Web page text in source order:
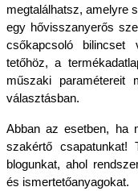
megtalálhatsz, amelyre
egy hővisszanyerős
csőkapcsoló bilincset
tetőhöz, a
műszaki paramétereit
választásban.
Abban az esetben, ha
szakértő csapatunkat!
blogunkat, ahol
és ismertetőanyagokat.